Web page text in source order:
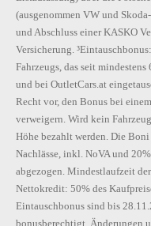
(ausgenommen VW und
und Abschluss einer KASKO
Versicherung.
Fahrzeugs, das seit
und bei OutletCars.at
Recht vor, den Bonus bei
verweigern. Wird kein
Höhe bezahlt werden. Die
Nachlässe, inkl. NoVA und
abgezogen. Mindestlaufzeit
Nettokredit: 50% des
Eintauschbonus sind bis
bonusberechtigt. Änderungen